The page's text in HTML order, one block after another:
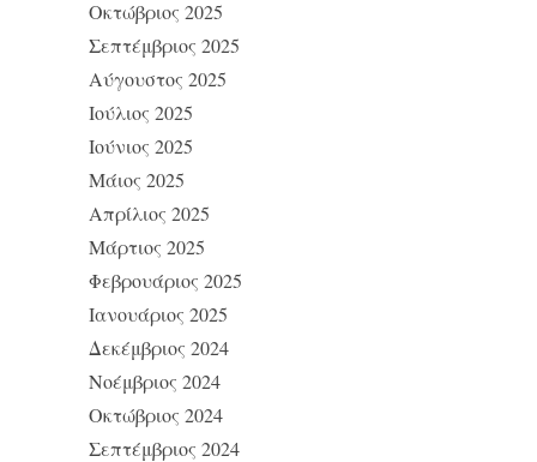
Οκτώβριος 2025
Σεπτέμβριος 2025
Αύγουστος 2025
Ιούλιος 2025
Ιούνιος 2025
Μάιος 2025
Απρίλιος 2025
Μάρτιος 2025
Φεβρουάριος 2025
Ιανουάριος 2025
Δεκέμβριος 2024
Νοέμβριος 2024
Οκτώβριος 2024
Σεπτέμβριος 2024